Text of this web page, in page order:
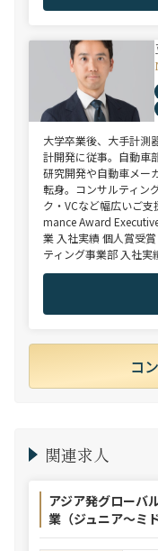
大学卒業後、大手計測
計開発に従事。自動車
研究開発や自動車メー
転身。コンサルティン
ク・VCなど幅広いご
mance Award
業 入社実績 個人賞受
ティング事業部 入社実
コ
関連求人
アジア発グローバ
業（ジュニア～ミ